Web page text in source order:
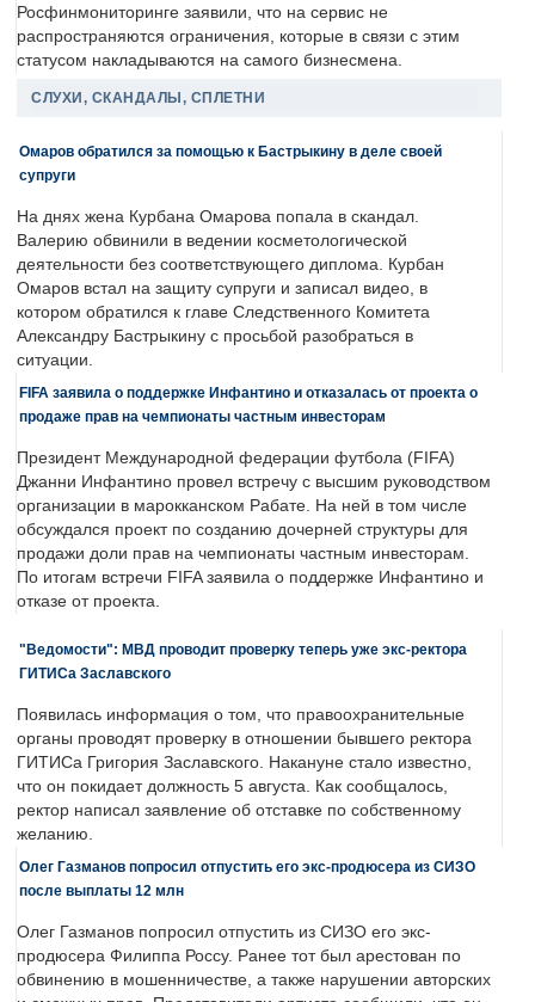
Росфинмониторинге заявили, что на сервис не
распространяются ограничения, которые в связи с этим
статусом накладываются на самого бизнесмена.
СЛУХИ, СКАНДАЛЫ, СПЛЕТНИ
Омаров обратился за помощью к Бастрыкину в деле своей
супруги
На днях жена Курбана Омарова попала в скандал.
Валерию обвинили в ведении косметологической
деятельности без соответствующего диплома. Курбан
Омаров встал на защиту супруги и записал видео, в
котором обратился к главе Следственного Комитета
Александру Бастрыкину с просьбой разобраться в
ситуации.
FIFA заявила о поддержке Инфантино и отказалась от проекта о
продаже прав на чемпионаты частным инвесторам
Президент Международной федерации футбола (FIFA)
Джанни Инфантино провел встречу с высшим руководством
организации в марокканском Рабате. На ней в том числе
обсуждался проект по созданию дочерней структуры для
продажи доли прав на чемпионаты частным инвесторам.
По итогам встречи FIFA заявила о поддержке Инфантино и
отказе от проекта.
"Ведомости": МВД проводит проверку теперь уже экс-ректора
ГИТИСа Заславского
Появилась информация о том, что правоохранительные
органы проводят проверку в отношении бывшего ректора
ГИТИСа Григория Заславского. Накануне стало известно,
что он покидает должность 5 августа. Как сообщалось,
ректор написал заявление об отставке по собственному
желанию.
Олег Газманов попросил отпустить его экс-продюсера из СИЗО
после выплаты 12 млн
Олег Газманов попросил отпустить из СИЗО его экс-
продюсера Филиппа Россу. Ранее тот был арестован по
обвинению в мошенничестве, а также нарушении авторских